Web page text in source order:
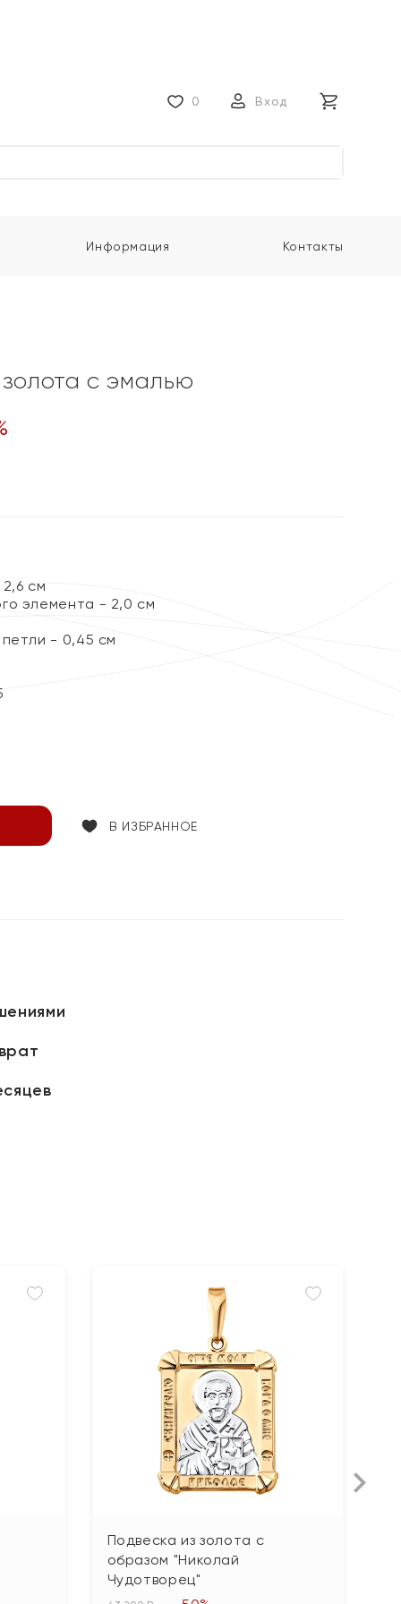
0 Вход
Информация Контакты
с эмалью
см
элемента - 2,0 см
- 0,45 см
В ИЗБРАННОЕ
Подвеска из золота с
образом "Николай
Чудотворец"